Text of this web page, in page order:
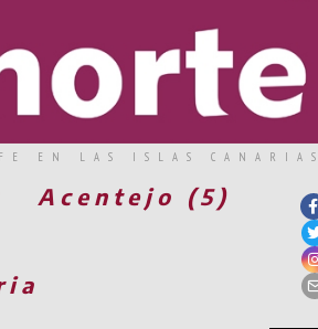
EN LAS ISLAS CANARIAS
Acentejo (5)